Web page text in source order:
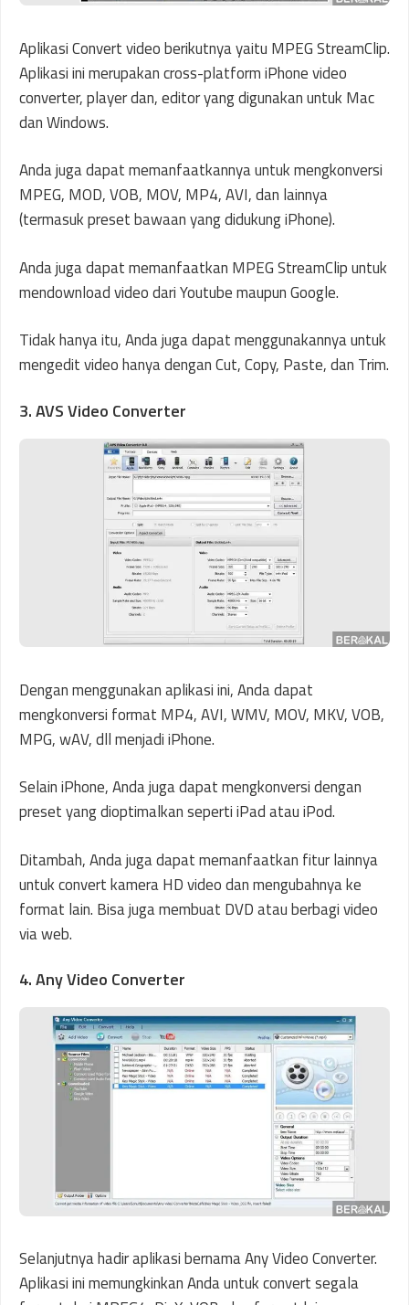
Aplikasi Convert video berikutnya yaitu MPEG StreamClip.
Aplikasi ini merupakan cross-platform iPhone video
converter, player dan, editor yang digunakan untuk Mac
dan Windows.
Anda juga dapat memanfaatkannya untuk mengkonversi
MPEG, MOD, VOB, MOV, MP4, AVI, dan lainnya
(termasuk preset bawaan yang didukung iPhone).
Anda juga dapat memanfaatkan MPEG StreamClip untuk
mendownload video dari Youtube maupun Google.
Tidak hanya itu, Anda juga dapat menggunakannya untuk
mengedit video hanya dengan Cut, Copy, Paste, dan Trim.
3. AVS Video Converter
Dengan menggunakan aplikasi ini, Anda dapat
mengkonversi format MP4, AVI, WMV, MOV, MKV, VOB,
MPG, wAV, dll menjadi iPhone.
Selain iPhone, Anda juga dapat mengkonversi dengan
preset yang dioptimalkan seperti iPad atau iPod.
Ditambah, Anda juga dapat memanfaatkan fitur lainnya
untuk convert kamera HD video dan mengubahnya ke
format lain. Bisa juga membuat DVD atau berbagi video
via web.
4. Any Video Converter
Selanjutnya hadir aplikasi bernama Any Video Converter.
Aplikasi ini memungkinkan Anda untuk convert segala